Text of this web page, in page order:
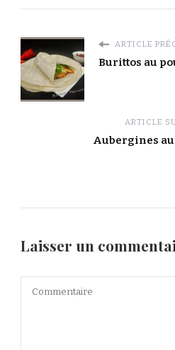
ARTICLE
Burittos au
ARTICLE
Aubergines
Laisser un